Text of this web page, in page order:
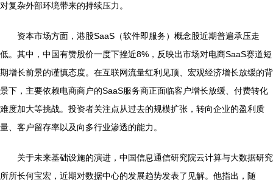
对复杂外部环境带来的持续压力。
资本市场方面，港股SaaS（软件即服务）概念股近期普遍承压走
低。其中，中国有赞股价一度下挫近8%，反映出市场对电商SaaS赛道短
期增长前景的谨慎态度。在互联网流量红利见顶、宏观经济增长放缓的背
景下，主要依赖电商商户的SaaS服务商正面临客户增长放缓、付费转化
难度加大等挑战。投资者关注点从过去的规模扩张，转向企业的盈利质
量、客户留存率以及向多行业渗透的能力。
关于未来基础设施的演进，中国信息通信研究院云计算与大数据研究
所所长何宝宏，近期对数据中心的发展趋势发表了见解。他指出，随